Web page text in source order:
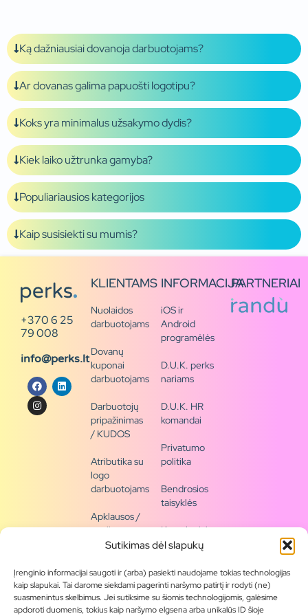
Sutikimas dėl slapukų
Įrenginio informacijai saugoti ir (arba) pasiekti naudojame tokias technologijas
kaip slapukai. Tai darome siekdami pagerinti naršymo patirtį ir rodyti (ne)
suasmenintus skelbimus. Jei sutiksime su šiomis technologijomis, galėsime
apdoroti duomenis, tokius kaip naršymo elgsena arba unikalūs ID šioje
Ką dažniausiai dovanoja darbuotojams?
Ar dovanas galima papuošti logotipu?
Koks yra minimalus užsakymo dydis?
Kiek laiko užtrunka gamyba?
Populiariausios kategorijos
Kaip susisiekti su mumis?
+370 6 25
79 008
info@perks.lt
KLIENTAMS
Nuolaidos
darbuotojams
Dovanų
kuponai
darbuotojams
Darbuotojų
pripažinimas
/ KUDOS
Atributika su
logo
darbuotojams
Apklausos /
naujienų
siena
Tapkite
partneriu
Visas
INFORMACIJA
iOS ir
Android
programėlės
D.U.K. perks
nariams
D.U.K. HR
komandai
Privatumo
politika
Bendrosios
taisyklės
Kontaktai /
rekvizitai
PARTNERIAI